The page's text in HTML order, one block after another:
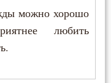
можно хорошо
любить